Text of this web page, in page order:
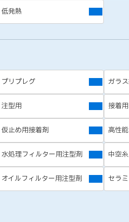
低発熱
プリプレグ ガラ
注型用 接着用
仮止め用接着剤 高性
水処理フィルター用注型剤 中空
オイルフィルター用注型剤 セラ